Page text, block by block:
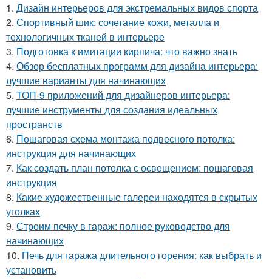
1. Дизайн интерьеров для экстремальных видов спорта
2. Спортивный шик: сочетание кожи, металла и
технологичных тканей в интерьере
3. Подготовка к имитации кирпича: что важно знать
4. Обзор бесплатных программ для дизайна интерьера:
лучшие варианты для начинающих
5. ТОП-9 приложений для дизайнеров интерьера:
лучшие инструменты для создания идеальных
пространств
6. Пошаговая схема монтажа подвесного потолка:
инструкция для начинающих
7. Как создать план потолка с освещением: пошаговая
инструкция
8. Какие художественные галереи находятся в скрытых
уголках
9. Строим печку в гараж: полное руководство для
начинающих
10. Печь для гаража длительного горения: как выбрать и
установить